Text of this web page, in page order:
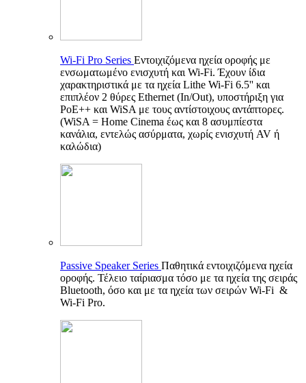
Wi-Fi Pro Series Εντοιχιζόμενα ηχεία οροφής με
ενσωματωμένο ενισχυτή και Wi-Fi. Έχουν ίδια
χαρακτηριστικά με τα ηχεία Lithe Wi-Fi 6.5'' και
επιπλέον 2 θύρες Ethernet (In/Out), υποστήριξη για
PoE++ και WiSA με τους αντίστοιχους αντάπτορες.
(WiSA = Home Cinema έως και 8 ασυμπίεστα
κανάλια, εντελώς ασύρματα, χωρίς ενισχυτή AV ή
καλώδια)
Passive Speaker Series Παθητικά εντοιχιζόμενα ηχεία
οροφής. Τέλειο ταίριασμα τόσο με τα ηχεία της σειράς
Bluetooth, όσο και με τα ηχεία των σειρών Wi-Fi &
Wi-Fi Pro.